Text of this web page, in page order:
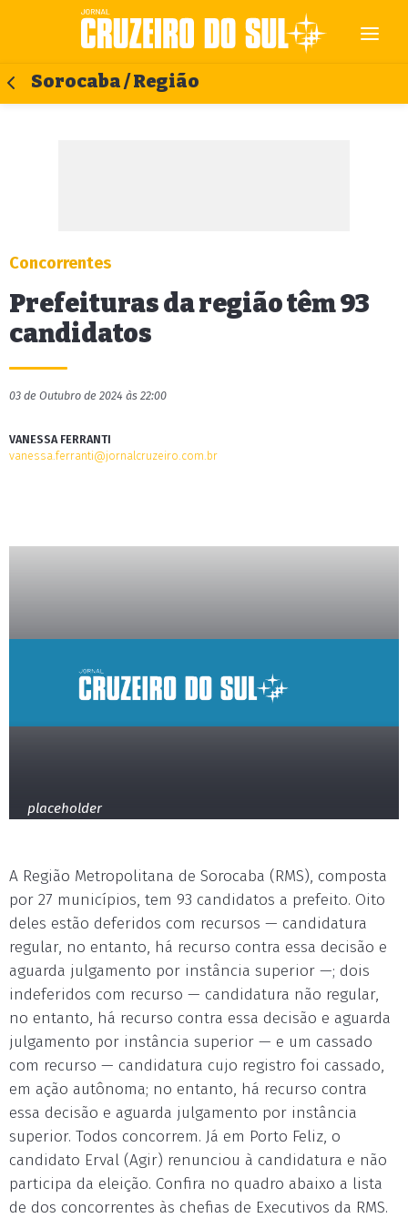
Sorocaba / Região
Concorrentes
Prefeituras da região têm 93
candidatos
03 de Outubro de 2024 às 22:00
VANESSA FERRANTI
vanessa.ferranti@jornalcruzeiro.com.br
placeholder
A Região Metropolitana de Sorocaba (RMS), composta
por 27 municípios, tem 93 candidatos a prefeito. Oito
deles estão deferidos com recursos — candidatura
regular, no entanto, há recurso contra essa decisão e
aguarda julgamento por instância superior —; dois
indeferidos com recurso — candidatura não regular,
no entanto, há recurso contra essa decisão e aguarda
julgamento por instância superior — e um cassado
com recurso — candidatura cujo registro foi cassado,
em ação autônoma; no entanto, há recurso contra
essa decisão e aguarda julgamento por instância
superior. Todos concorrem. Já em Porto Feliz, o
candidato Erval (Agir) renunciou à candidatura e não
participa da eleição. Confira no quadro abaixo a lista
de dos concorrentes às chefias de Executivos da RMS.